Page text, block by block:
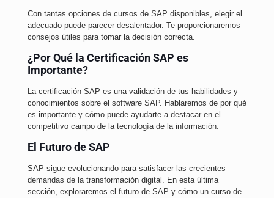
Con tantas opciones de cursos de SAP disponibles, elegir el
adecuado puede parecer desalentador. Te proporcionaremos
consejos útiles para tomar la decisión correcta.
¿Por Qué la Certificación SAP es
Importante?
La certificación SAP es una validación de tus habilidades y
conocimientos sobre el software SAP. Hablaremos de por qué
es importante y cómo puede ayudarte a destacar en el
competitivo campo de la tecnología de la información.
El Futuro de SAP
SAP sigue evolucionando para satisfacer las crecientes
demandas de la transformación digital. En esta última
sección, exploraremos el futuro de SAP y cómo un curso de